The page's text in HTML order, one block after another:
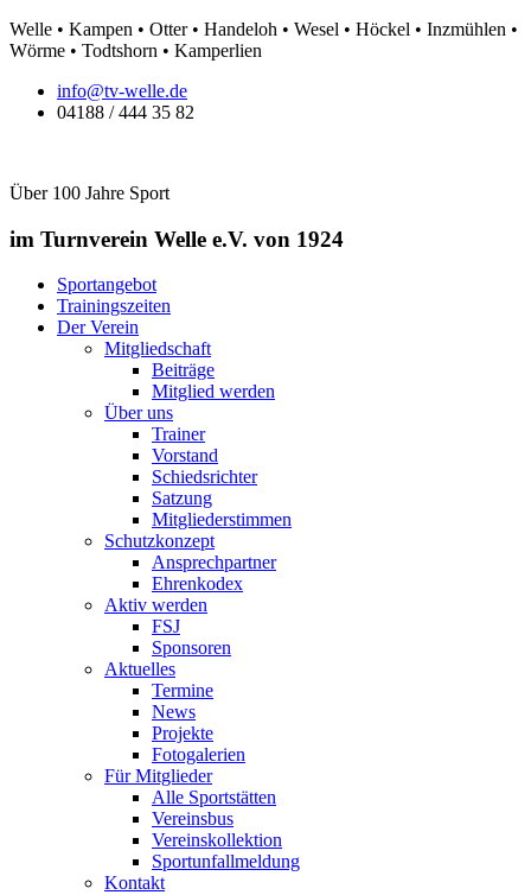
Zum
Inhalt
Welle • Kampen • Otter • Handeloh • Wesel • Höckel • Inzmühlen •
Wörme • Todtshorn • Kamperlien
info@tv-welle.de
04188 / 444 35 82
Über 100 Jahre Sport
im Turnverein Welle e.V. von 1924
Sportangebot
Trainingszeiten
Der Verein
Mitgliedschaft
Beiträge
Mitglied werden
Über uns
Trainer
Vorstand
Schiedsrichter
Satzung
Mitgliederstimmen
Schutzkonzept
Ansprechpartner
Ehrenkodex
Aktiv werden
FSJ
Sponsoren
Aktuelles
Termine
News
Projekte
Fotogalerien
Für Mitglieder
Alle Sportstätten
Vereinsbus
Vereinskollektion
Sportunfallmeldung
Kontakt